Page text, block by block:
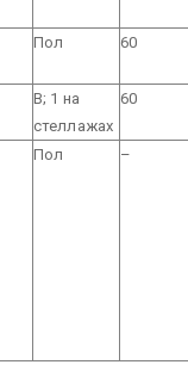
Пол 60
В; 1 на
стеллажах
60
Пол –